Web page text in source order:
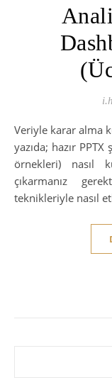
Veriyle karar alma kültürünü tek bir sunumda topladım. Bu
yazıda; hazır
örnekleri) nasıl
çıkarmanız
teknikleriyle nasıl